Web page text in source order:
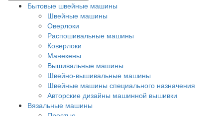
Бытовые швейные машины
Швейные машины
Оверлоки
Распошивальные машины
Коверлоки
Манекены
Вышивальные машины
Швейно-вышивальные машины
Швейные машины специального назначения
Авторские дизайны машинной вышивки
Вязальные машины